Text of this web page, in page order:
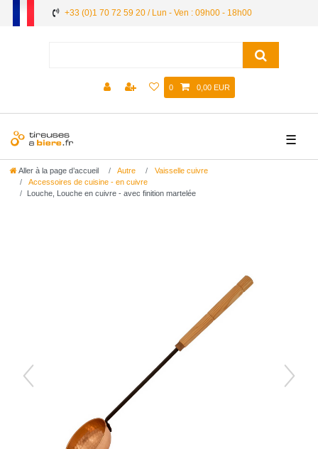
+33 (0)1 70 72 59 20 / Lun - Ven : 09h00 - 18h00
0 0,00 EUR
☰
Aller à la page d’accueil Autre
Vaisselle cuivre
Accessoires de cuisine - en cuivre
Louche, Louche en cuivre - avec finition martelée